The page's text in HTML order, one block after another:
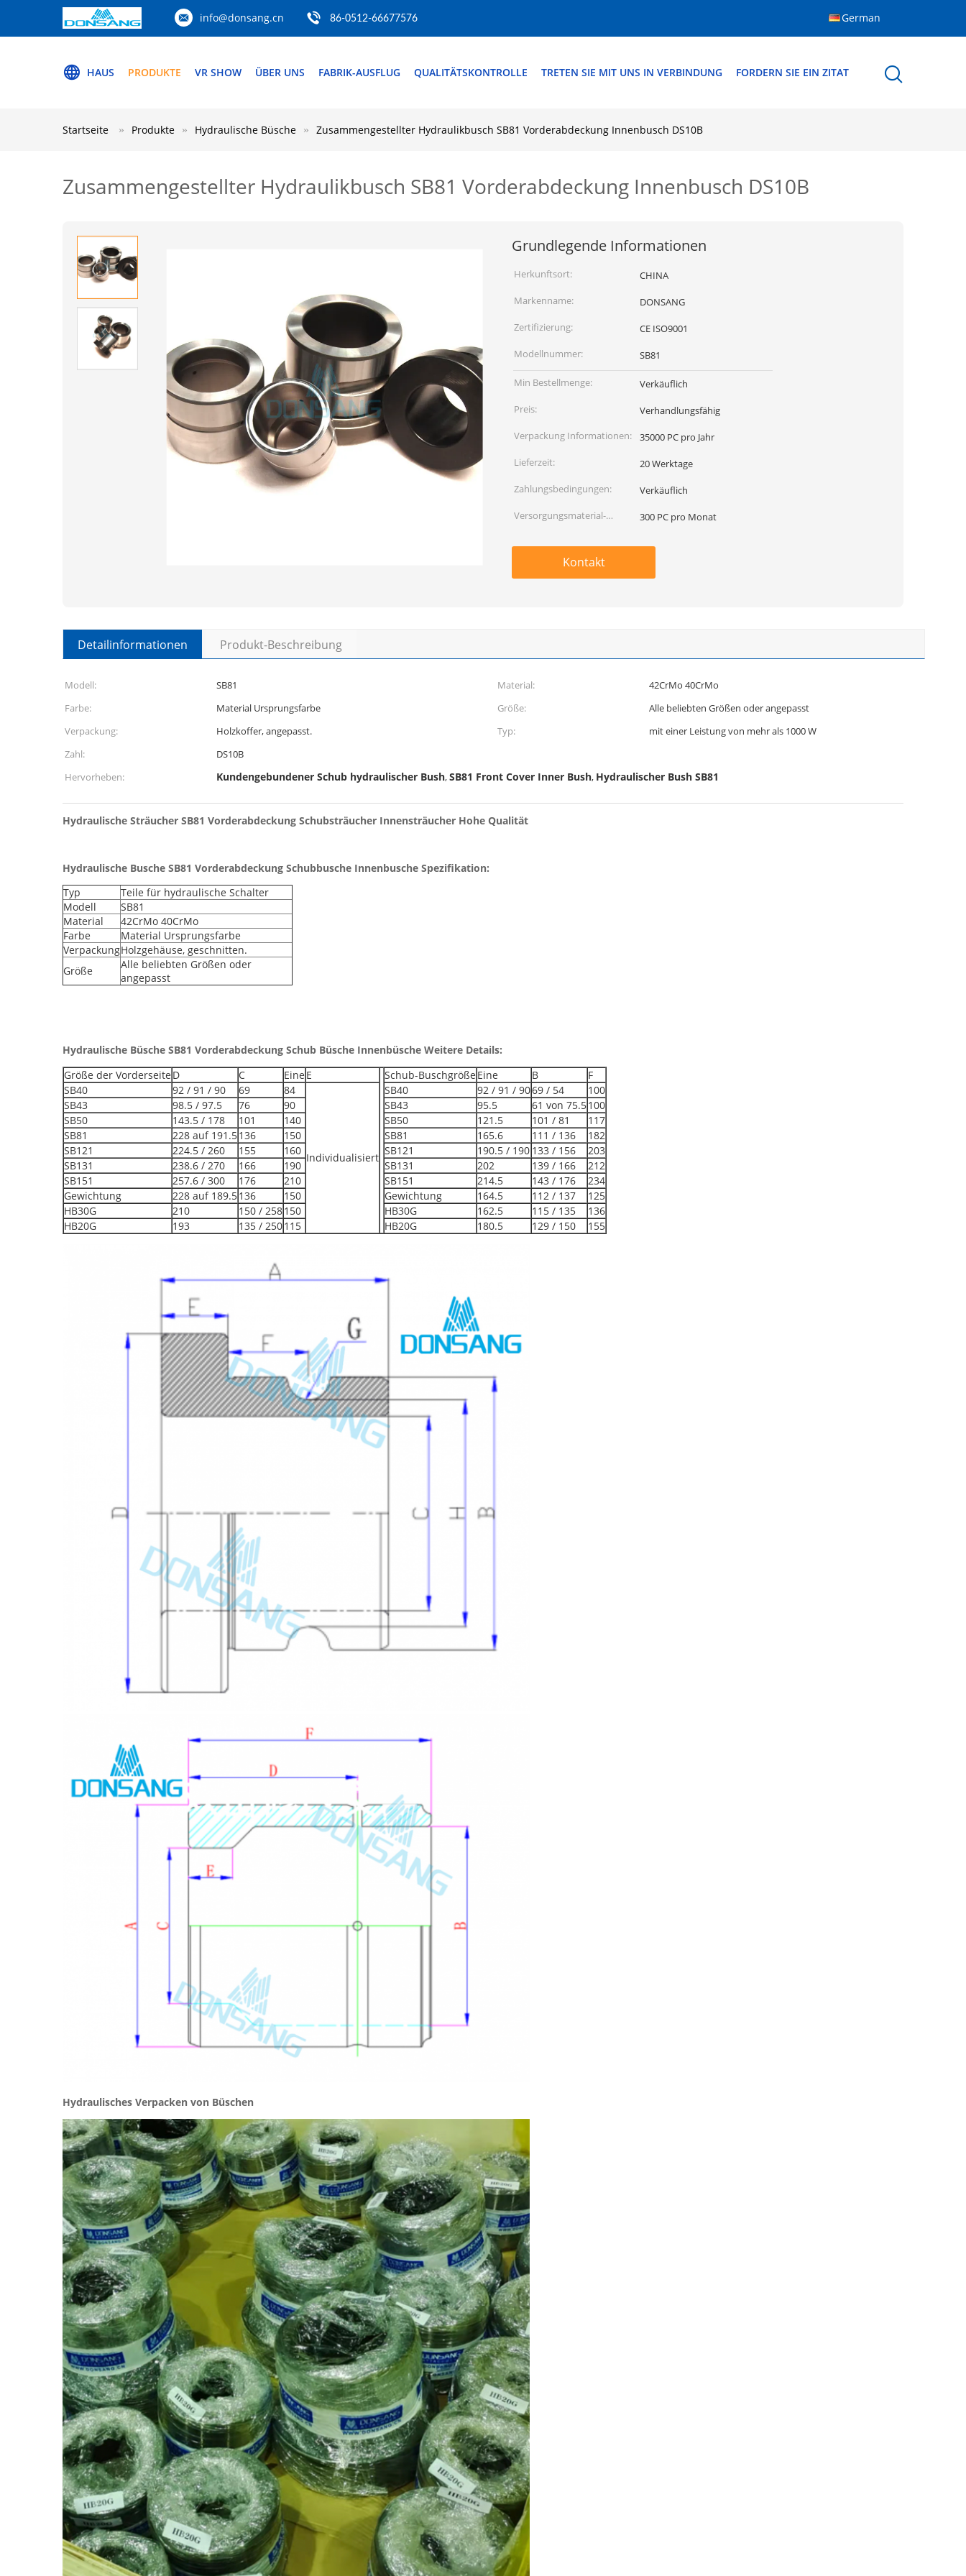
info@donsang.cn 86-0512-66677576 German
HAUS PRODUKTE VR SHOW ÜBER UNS FABRIK-AUSFLUG QUALITÄTSKONTROLLE TRETEN SIE MIT UNS IN VERBINDUNG FORDERN SIE EIN ZITAT
Startseite Produkte Hydraulische Büsche Zusammengestellter Hydraulikbusch SB81 Vorderabdeckung Innenbusch DS10B
Zusammengestellter Hydraulikbusch SB81 Vorderabdeckung Innenbusch DS10B
Grundlegende Informationen
Herkunftsort:
CHINA
Markenname:
DONSANG
Zertifizierung:
CE ISO9001
Modellnummer:
SB81
Min Bestellmenge:
Verkäuflich
Preis:
Verhandlungsfähig
Verpackung Informationen:
35000 PC pro Jahr
Lieferzeit:
20 Werktage
Zahlungsbedingungen:
Verkäuflich
Versorgungsmaterial-
300 PC pro Monat
Kontakt
Detailinformationen Produkt-Beschreibung
Modell: SB81 Material:
42CrMo 40CrMo
Farbe:
Material Ursprungsfarbe Größe:
Alle beliebten Größen oder angepasst
Verpackung:
Holzkoffer, angepasst. Typ:
mit einer Leistung von mehr als 1000 W
Zahl:
DS10B
Hervorheben:
Kundengebundener Schub hydraulischer Bush,SB81 Front Cover Inner Bush, Hydraulischer Bush SB81
Hydraulische Sträucher SB81 Vorderabdeckung Schubsträucher Innensträucher Hohe Qualität
Hydraulische Busche SB81 Vorderabdeckung Schubbusche Innenbusche Spezifikation:
Typ
Teile für hydraulische Schalter
Modell
SB81
Material
42CrMo 40CrMo
Farbe
Material Ursprungsfarbe
VerpackungHolzgehäuse, geschnitten.
Größe
Alle beliebten Größen oder
angepasst
Hydraulische Büsche SB81 Vorderabdeckung Schub Büsche Innenbüsche Weitere Details:
Größe der Vorderseite D C Eine E Schub-Buschgröße Eine B
F
SB40
92 / 91 / 90 69 84
Individualisiert
SB40 92 / 91 / 9069 / 54
100
SB43
98.5 / 97.5 76 90 SB43 95.5 61 von 75.5100
SB50
143.5 / 178 101 140 SB50 121.5 101 / 81
117
SB81
228 auf 191.5136 150 SB81 165.6 111 / 136
182
SB121
224.5 / 260 155 160 SB121 190.5 / 190 133 / 156
203
SB131
238.6 / 270 166 190 SB131 202 139 / 166
212
SB151
257.6 / 300 176 210 SB151 214.5 143 / 176
234
Gewichtung
228 auf 189.5136 150 Gewichtung 164.5 112 / 137
125
HB30G
210 150 / 258150 HB30G 162.5 115 / 135
136
HB20G
193 135 / 250115 HB20G 180.5 129 / 150 155
Hydraulisches Verpacken von Büschen